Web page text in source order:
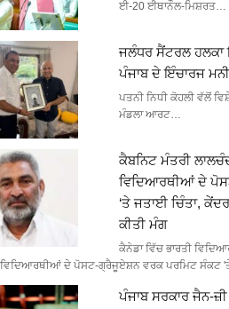
ਈ-20 ਈਥਾਨੌਲ-ਮਿਸ਼ਰਤ…
ਜਲੰਧਰ ਸੈਂਟਰਲ ਹਲਕਾ
ਪੰਜਾਬ ਦੇ ਇੰਚਾਰਜ
ਪਤਨੀ ਨਿਧੀ ਕੋਹਲੀ ਵੱਲੋਂ
ਮੰਡਲਾ ਆਰਟ…
ਕੈਬਨਿਟ ਮੰਤਰੀ
ਵਿਦਿਆਰਥੀਆਂ ਦੇ
‘ਤੇ ਜਤਾਈ ਚਿੰਤਾ,
ਕੀਤੀ ਮੰਗ
ਕੈਨੇਡਾ ਵਿੱਚ ਭਾਰਤੀ
ਵਿਦਿਆਰਥੀਆਂ ਦੇ ਪੋਸਟ-ਗ੍ਰੈਜੂਏਸ਼ਨ ਵਰਕ ਪਰਮਿਟ ਸੰਕਟ
ਪੰਜਾਬ ਸਰਕਾਰ ਜੈਨ-ਜ਼ੀ